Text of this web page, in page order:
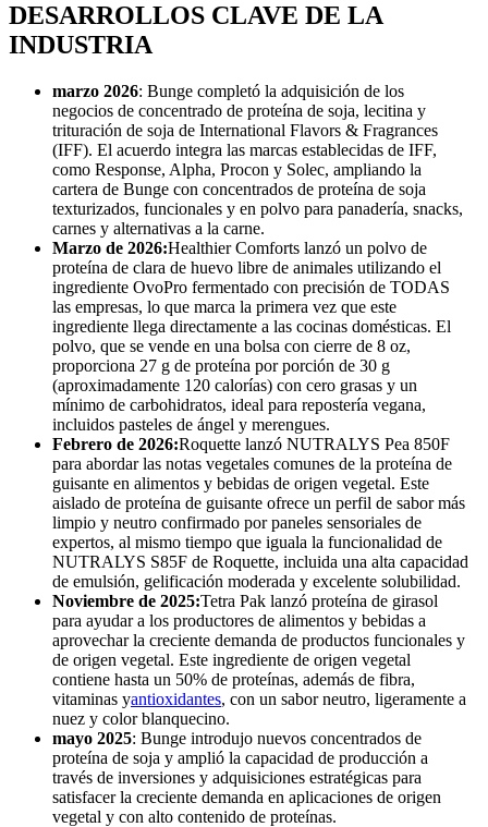
DESARROLLOS CLAVE DE LA
INDUSTRIA
marzo 2026: Bunge completó la adquisición de los
negocios de concentrado de proteína de soja, lecitina y
trituración de soja de International Flavors & Fragrances
(IFF). El acuerdo integra las marcas establecidas de IFF,
como Response, Alpha, Procon y Solec, ampliando la
cartera de Bunge con concentrados de proteína de soja
texturizados, funcionales y en polvo para panadería, snacks,
carnes y alternativas a la carne.
Marzo de 2026:Healthier Comforts lanzó un polvo de
proteína de clara de huevo libre de animales utilizando el
ingrediente OvoPro fermentado con precisión de TODAS
las empresas, lo que marca la primera vez que este
ingrediente llega directamente a las cocinas domésticas. El
polvo, que se vende en una bolsa con cierre de 8 oz,
proporciona 27 g de proteína por porción de 30 g
(aproximadamente 120 calorías) con cero grasas y un
mínimo de carbohidratos, ideal para repostería vegana,
incluidos pasteles de ángel y merengues.
Febrero de 2026:Roquette lanzó NUTRALYS Pea 850F
para abordar las notas vegetales comunes de la proteína de
guisante en alimentos y bebidas de origen vegetal. Este
aislado de proteína de guisante ofrece un perfil de sabor más
limpio y neutro confirmado por paneles sensoriales de
expertos, al mismo tiempo que iguala la funcionalidad de
NUTRALYS S85F de Roquette, incluida una alta capacidad
de emulsión, gelificación moderada y excelente solubilidad.
Noviembre de 2025:Tetra Pak lanzó proteína de girasol
para ayudar a los productores de alimentos y bebidas a
aprovechar la creciente demanda de productos funcionales y
de origen vegetal. Este ingrediente de origen vegetal
contiene hasta un 50% de proteínas, además de fibra,
vitaminas yantioxidantes, con un sabor neutro, ligeramente a
nuez y color blanquecino.
mayo 2025: Bunge introdujo nuevos concentrados de
proteína de soja y amplió la capacidad de producción a
través de inversiones y adquisiciones estratégicas para
satisfacer la creciente demanda en aplicaciones de origen
vegetal y con alto contenido de proteínas.